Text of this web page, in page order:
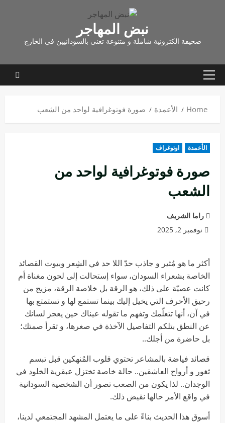
نبض المهاجر
صحيفة الكترونية شاملة و متنوعة تعنى بالسودانيين في الخارج
Home الأعمدة صورة فوتوغرافية لواحد من الشعب
الأعمدة اوتوغراف
صورة فوتوغرافية لواحد من
الشعب
راما الشريف
نوفمبر 2, 2025
أكثر ما هو مُثير و جاذب حدّ اللا حد في الشِعر وبيوت القصائد
الخاصة بشعراء السودان، سواء إستحالت إلى لحون مغناة أم
كانت عصيّة على ذلك، هو الرقة بل خلاصة الرقة، مزيج من
رحيق الأحرف التي يخيل إليك بينما تستمع لها و تستمتع بها
في آن، أنها تتعلّمك وتفهم ما تقوله عيناك حين يعجز لسانك
عن النطق بتلكم التفاصيل الآخذة في صغرها، و تقرأ صمتك؛
بل حاضرة من أجلك..
قصائد فياضة بالمشاعر تحتوي قلوب المُنهكين قبل تبسم
ثغور و أرواح العاشقين.. حالة خاصة تختزل عبقرية الخلود في
الوجدان.. لذا يكون من الصعب تصور أن الشخصية السودانية
في واقع الأمر حالها نقيض ذلك.
أسوق هذا الحديث بناءً على ما يعتمل المشهد المجتمعي لدينا،